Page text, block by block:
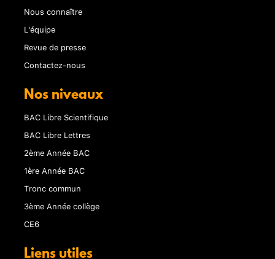
Nous connaître
L'équipe
Revue de presse
Contactez-nous
Nos niveaux
BAC Libre Scientifique
BAC Libre Lettres
2ème Année BAC
1ère Année BAC
Tronc commun
3ème Année collège
CE6
Liens utiles